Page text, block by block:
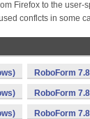
Firefox to the user-
conflcts in some
RoboForm
RoboForm
RoboForm